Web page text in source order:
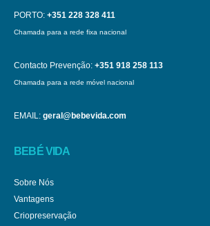
PORTO: +351 228 328 411
Chamada para a rede fixa nacional
Contacto Prevenção: +351 918 258 113
Chamada para a rede móvel nacional
EMAIL: geral@bebevida.com
BEBÉ VIDA
Sobre Nós
Vantagens
Criopreservação